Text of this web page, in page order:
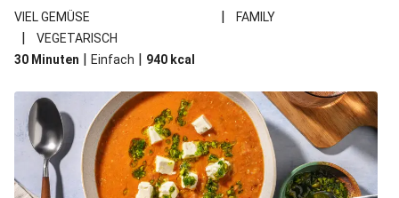
VIEL GEMÜSE
| FAMILY
|
VEGETARISCH
30 Minuten | Einfach | 940 kcal